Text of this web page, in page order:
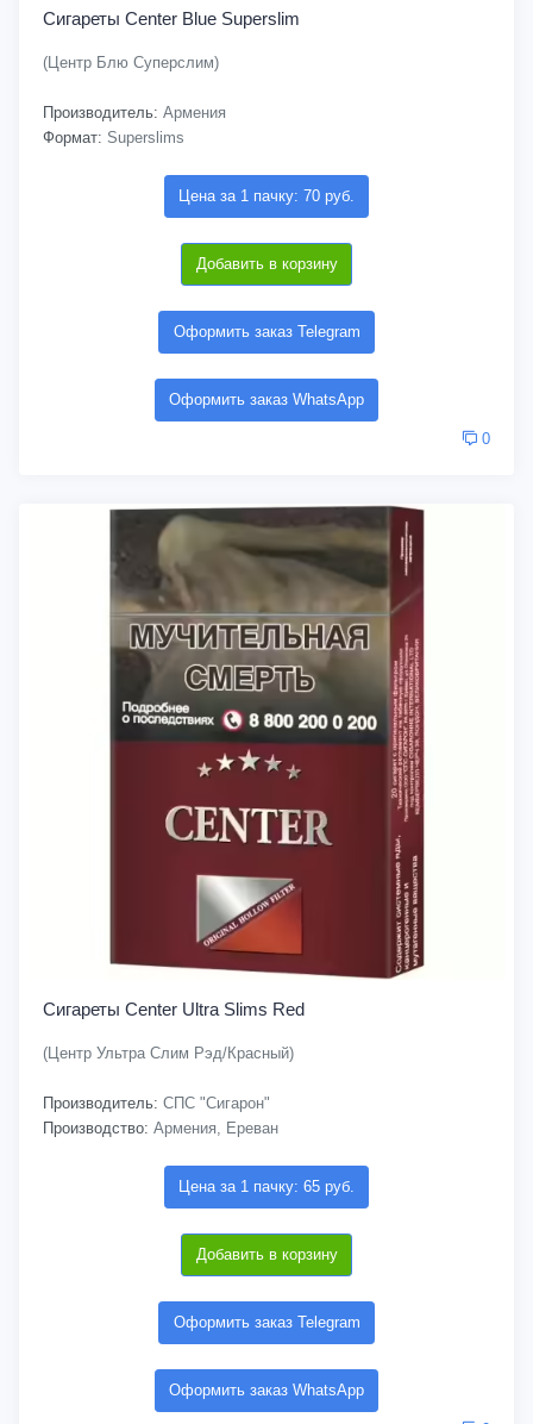
Сигареты Center Blue Superslim
(Центр Блю Суперслим)
Производитель: Армения
Формат: Superslims
Цена за 1 пачку: 70 руб.
Добавить в корзину
Оформить заказ Telegram
Оформить заказ WhatsApp
0
Сигареты Center Ultra Slims Red
(Центр Ультра Слим Рэд/Красный)
Производитель: СПС "Сигарон"
Производство: Армения, Ереван
Цена за 1 пачку: 65 руб.
Добавить в корзину
Оформить заказ Telegram
Оформить заказ WhatsApp